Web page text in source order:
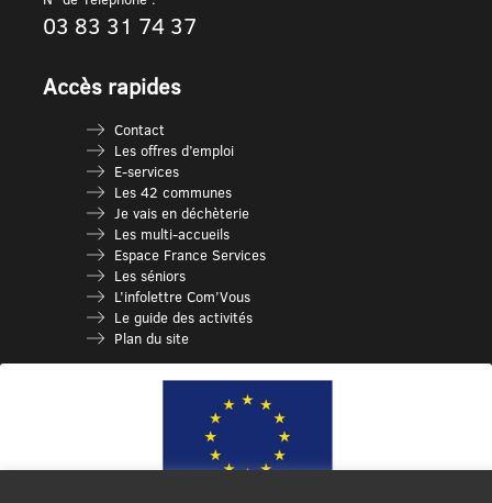
03 83 31 74 37
Accès rapides
Contact
Les offres d’emploi
E-services
Les 42 communes
Je vais en déchèterie
Les multi-accueils
Espace France Services
Les séniors
L’infolettre Com’Vous
Le guide des activités
Plan du site